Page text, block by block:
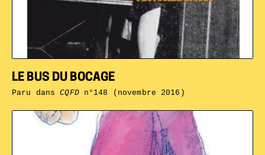
LE BUS DU BOCAGE
Paru dansCQFDn°148 (novembre 2016)